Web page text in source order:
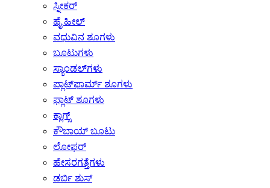
ಸ್ನೀಕರ್
ಹೈ ಹೀಲ್
ವಧುವಿನ ಶೂಗಳು
ಬೂಟುಗಳು
ಸ್ಯಾಂಡಲ್‌ಗಳು
ಪ್ಲಾಟ್‌ಫಾರ್ಮ್ ಶೂಗಳು
ಫ್ಲಾಟ್ ಶೂಗಳು
ಕ್ಲಾಗ್ಸ್
ಕೌಬಾಯ್ ಬೂಟು
ಲೋಫರ್
ಹೇಸರಗತ್ತೆಗಳು
ಡರ್ಬಿ ಶುಸ್